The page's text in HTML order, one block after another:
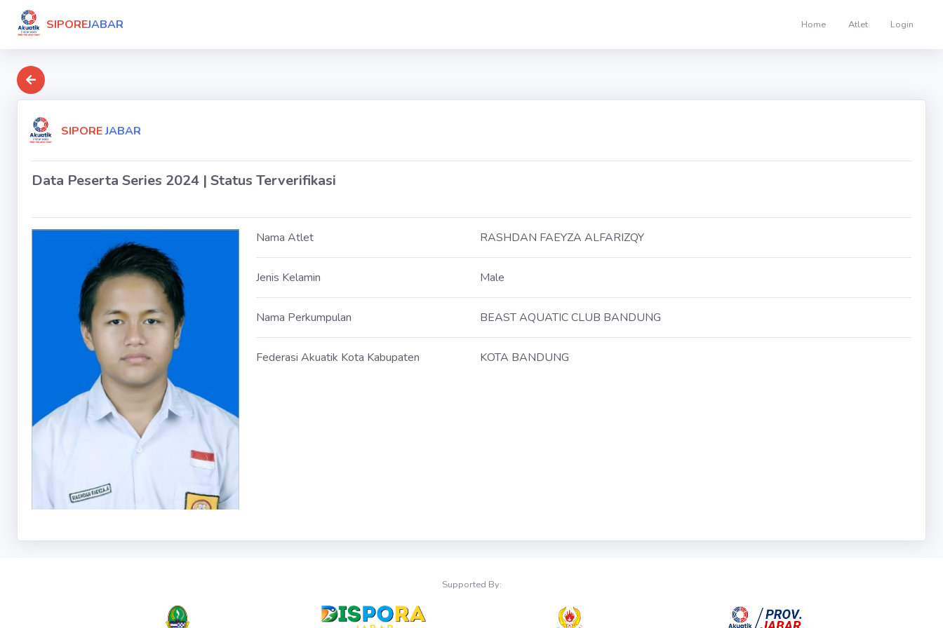
SIPOREJABAR Home Atlet Login
SIPOREJABAR
Data Peserta Series 2024 | Status Terverifikasi
Nama Atlet RASHDAN FAEYZA ALFARIZQY
Jenis Kelamin Male
Nama Perkumpulan BEAST AQUATIC CLUB BANDUNG
Federasi Akuatik Kota Kabupaten KOTA BANDUNG
Supported By: